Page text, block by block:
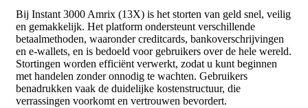
Bij Instant 3000 Amrix (13X) is het storten van geld snel, veilig
en gemakkelijk. Het platform ondersteunt verschillende
betaalmethoden, waaronder creditcards, bankoverschrijvingen
en e-wallets, en is bedoeld voor gebruikers over de hele wereld.
Stortingen worden efficiënt verwerkt, zodat u kunt beginnen
met handelen zonder onnodig te wachten. Gebruikers
benadrukken vaak de duidelijke kostenstructuur, die
verrassingen voorkomt en vertrouwen bevordert.